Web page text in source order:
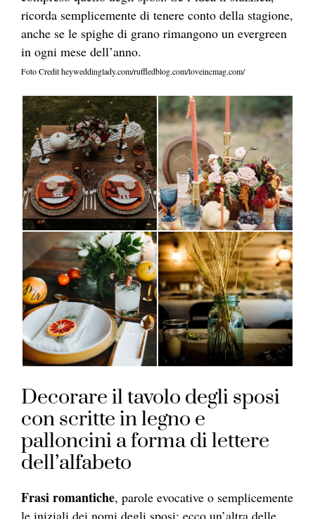
ricorda semplicemente di tenere conto della stagione,
anche se le spighe di grano rimangono un evergreen
in ogni mese dell’anno.
Foto Credit heyweddinglady.com/ruffledblog.com/loveincmag.com/
Decorare il tavolo degli sposi
con scritte in legno e
palloncini a forma di lettere
dell’alfabeto
Frasi romantiche, parole evocative o semplicemente
le iniziali dei nomi degli sposi: ecco un’altra delle